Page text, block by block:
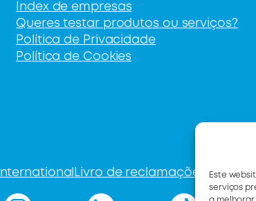
Este
serviços
Index de empresas
Queres testar produtos ou serviços?
Política de Privacidade
Política de Cookies
International Livro de reclamações